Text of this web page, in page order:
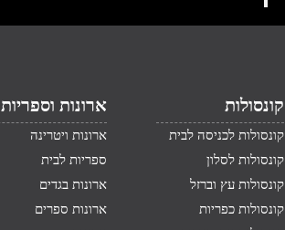
קונסולות
קונסולות לכניסה לבית
קונסולות לסלון
קונסולות עץ וברזל
קונסולות כפריות
ארונות וספריות
ארונות ויטרינה
ספריות לבית
ארונות בגדים
ארונות ספרים